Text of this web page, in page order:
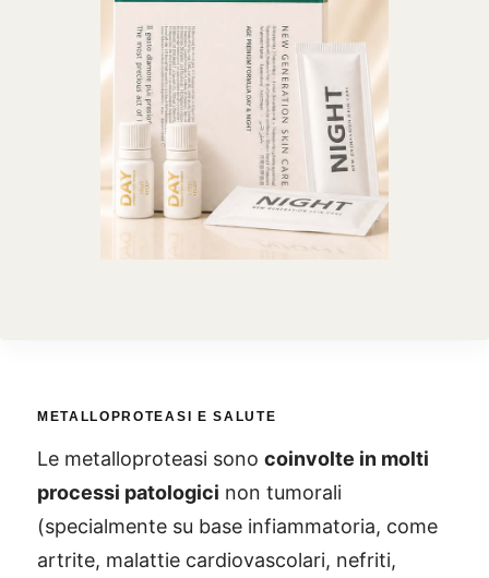
METALLOPROTEASI E SALUTE
Le metalloproteasi sono coinvolte in molti
processi patologici non tumorali
(specialmente su base infiammatoria, come
artrite, malattie cardiovascolari, nefriti,